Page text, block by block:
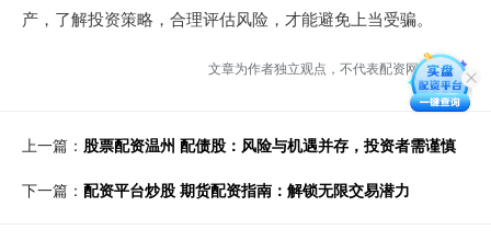
产，了解投资策略，合理评估风险，才能避免上当受骗。
文章为作者独立观点，不代表配资网站观点
上一篇： 股票配资温州 配债股：风险与机遇并存，投资者需谨慎
下一篇： 配资平台炒股 期货配资指南：解锁无限交易潜力